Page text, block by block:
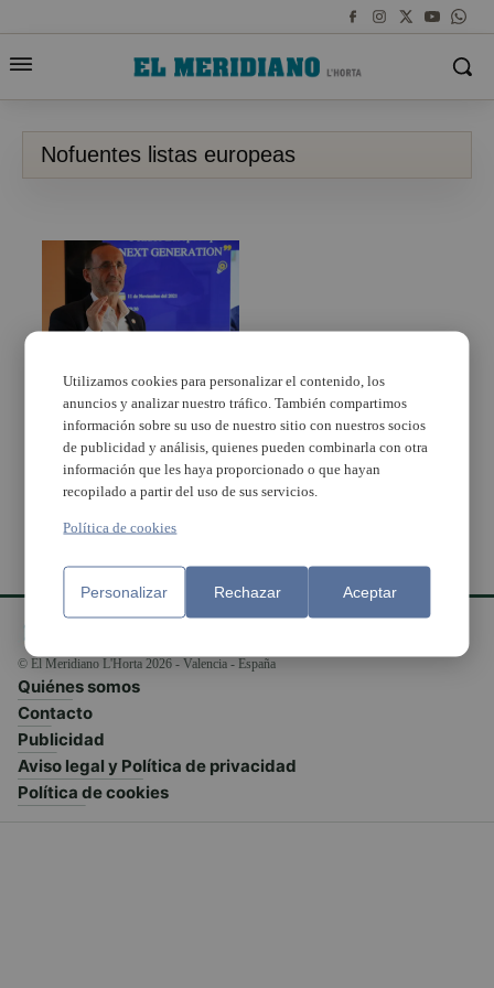
Nofuentes listas europeas
El 3.0 propone a
Nofuentes para entrar
en las listas europeas
© El Meridiano L'Horta 2026 - Valencia - España
Quiénes somos
Contacto
Publicidad
Aviso legal y Política de privacidad
Política de cookies
Utilizamos cookies para personalizar el contenido, los
anuncios y analizar nuestro tráfico. También compartimos
información sobre su uso de nuestro sitio con nuestros socios
de publicidad y análisis, quienes pueden combinarla con otra
información que les haya proporcionado o que hayan
recopilado a partir del uso de sus servicios.
Política de cookies
Personalizar Rechazar Aceptar